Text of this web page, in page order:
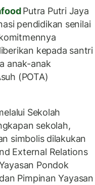
Putra Putri Jaya
pendidikan senilai
kepada santri
anak-anak
(POTA)
Sekolah
sekolah,
simbolis dilakukan
External Relations
Pondok
Pimpinan Yayasan